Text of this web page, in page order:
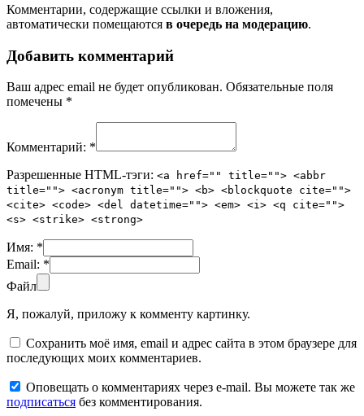
Комментарии, содержащие ссылки и вложения,
автоматически помещаются в очередь на модерацию.
Добавить комментарий
Ваш адрес email не будет опубликован. Обязательные поля
помечены *
Комментарий: *
Разрешенные HTML-тэги: <a href="" title=""> <abbr
title=""> <acronym title=""> <b> <blockquote cite="">
<cite> <code> <del datetime=""> <em> <i> <q cite="">
<s> <strike> <strong>
Имя: *
Email: *
Файл
Я, пожалуй, приложу к комменту картинку.
Сохранить моё имя, email и адрес сайта в этом браузере для
последующих моих комментариев.
Оповещать о комментариях через e-mail. Вы можете так же
подписаться без комментирования.